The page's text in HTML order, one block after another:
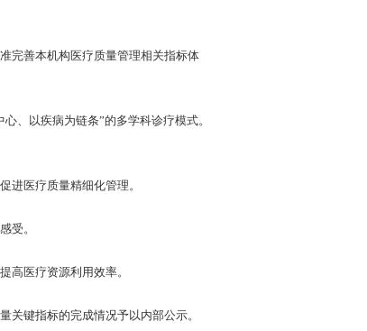
完善本机构医疗质量管理相关指标体
以疾病为链条”的多学科诊疗模式。
医疗质量精细化管理。
受。
医疗资源利用效率。
键指标的完成情况予以内部公示。